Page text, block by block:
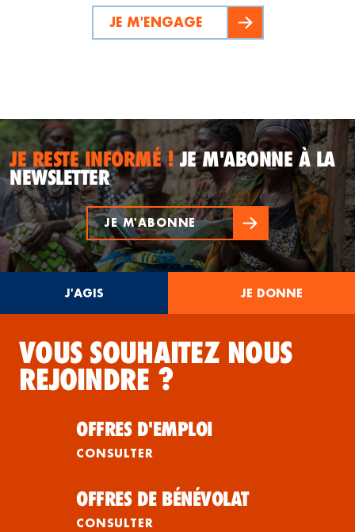
JE M'ENGAGE
JE RESTE INFORMÉ !JE M'ABONNE À LA
NEWSLETTER
JE M'ABONNE
J'AGIS JE DONNE
VOUS SOUHAITEZ NOUS
REJOINDRE ?
OFFRES D'EMPLOI
CONSULTER
OFFRES DE BÉNÉVOLAT
CONSULTER